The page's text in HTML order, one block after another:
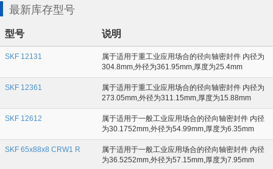
最新库存型号
型号 说明
SKF 12131
属于适用于重工业应用场合的径向轴密封件 内径为
304.8mm,外径为361.95mm,厚度为25.4mm
SKF 12361
属于适用于重工业应用场合的径向轴密封件 内径为
273.05mm,外径为311.15mm,厚度为15.88mm
SKF 12612
属于适用于一般工业应用场合的径向轴密封件 内径
为30.1752mm,外径为54.99mm,厚度为6.35mm
SKF 65x88x8 CRW1 R
属于适用于一般工业应用场合的径向轴密封件 内径
为36.5252mm,外径为57.15mm,厚度为7.95mm